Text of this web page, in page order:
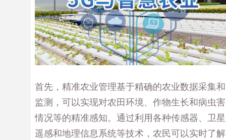
首先，精准农业管理基于精确的农业数据采集和
监测，可以实现对农田环境、作物生长和病虫害
情况等的精准感知。通过利用各种传感器、卫星
遥感和地理信息系统等技术，农民可以实时了解